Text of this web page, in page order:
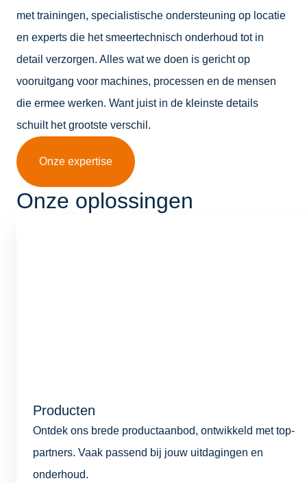
met trainingen, specialistische ondersteuning op locatie
en experts die het smeertechnisch onderhoud tot in
detail verzorgen. Alles wat we doen is gericht op
vooruitgang voor machines, processen en de mensen
die ermee werken. Want juist in de kleinste details
schuilt het grootste verschil.
Onze expertise
Onze oplossingen
Producten
Ontdek ons brede productaanbod, ontwikkeld met top­
partners. Vaak passend bij jouw uitdagingen en
onderhoud.